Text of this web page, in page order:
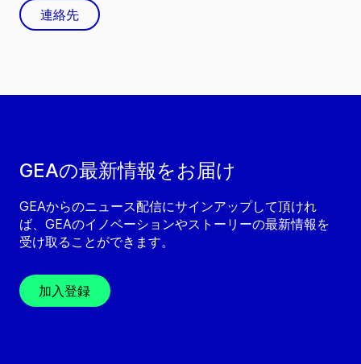
GEAの最新情報をお届け
GEAからのニュース配信にサインアップして頂けれ
ば、GEAのイノベーションやストーリーの最新情報を
受け取ることができます。
加入登録
連絡先